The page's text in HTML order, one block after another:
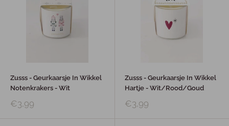
Zusss - Geurkaarsje In Wikkel
Notenkrakers - Wit
€3,99
Zusss - Geurkaarsje In Wikkel
Hartje - Wit/Rood/Goud
€3,99